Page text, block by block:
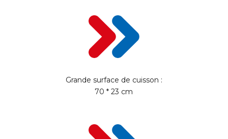
Grande surface de cuisson :
70 * 23 cm